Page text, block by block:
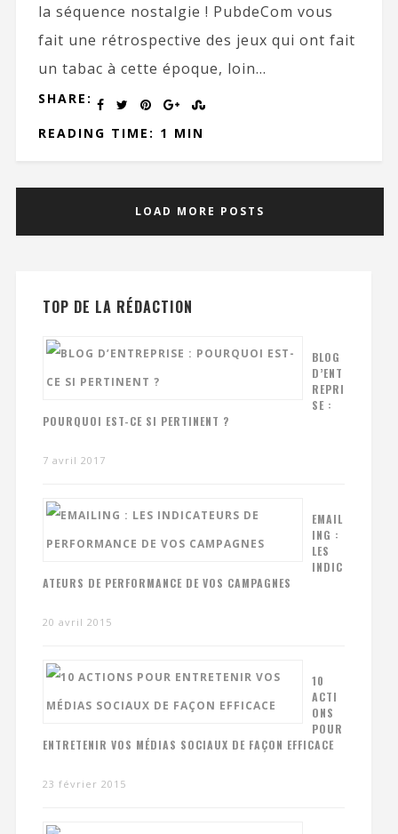
la séquence nostalgie ! PubdeCom vous
fait une rétrospective des jeux qui ont fait
un tabac à cette époque, loin...
SHARE:
READING TIME: 1 MIN
LOAD MORE POSTS
TOP DE LA RÉDACTION
BLOG
D’ENT
REPRI
SE :
POURQUOI EST-CE SI PERTINENT ?
7 avril 2017
EMAIL
ING :
LES
INDIC
ATEURS DE PERFORMANCE DE VOS CAMPAGNES
20 avril 2015
10
ACTI
ONS
POUR
ENTRETENIR VOS MÉDIAS SOCIAUX DE FAÇON EFFICACE
23 février 2015